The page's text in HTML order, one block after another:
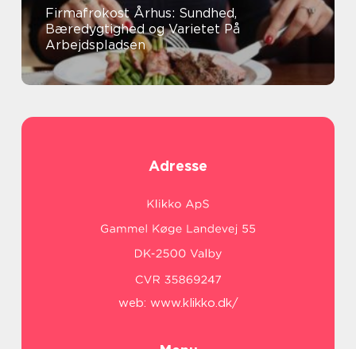
Firmafrokost Århus: Sundhed,
Bæredygtighed og Varietet På
Arbejdspladsen
Adresse
web: www.klikko.dk/